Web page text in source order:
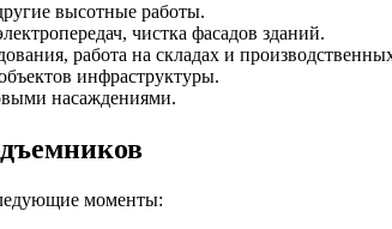
высотные работы.
чистка фасадов зданий.
работа на складах и
инфраструктуры.
насаждениями.
моменты: